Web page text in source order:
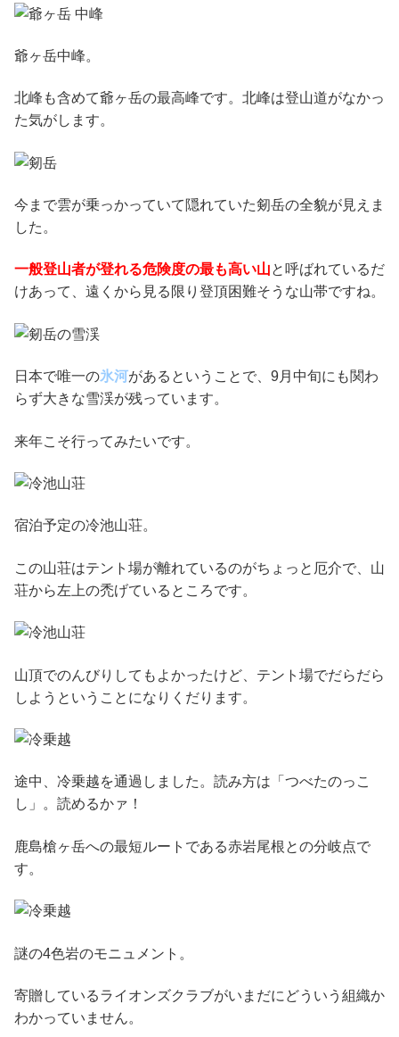
爺ヶ岳中峰。
北峰も含めて爺ヶ岳の最高峰です。北峰は登山道がなかっ
た気がします。
今まで雲が乗っかっていて隠れていた剱岳の全貌が見えま
した。
一般登山者が登れる危険度の最も高い山と呼ばれているだ
けあって、遠くから見る限り登頂困難そうな山帯ですね。
日本で唯一の氷河があるということで、9月中旬にも関わ
らず大きな雪渓が残っています。
来年こそ行ってみたいです。
宿泊予定の冷池山荘。
この山荘はテント場が離れているのがちょっと厄介で、山
荘から左上の禿げているところです。
山頂でのんびりしてもよかったけど、テント場でだらだら
しようということになりくだります。
途中、冷乗越を通過しました。読み方は「つべたのっこ
し」。読めるかァ！
鹿島槍ヶ岳への最短ルートである赤岩尾根との分岐点で
す。
謎の4色岩のモニュメント。
寄贈しているライオンズクラブがいまだにどういう組織か
わかっていません。